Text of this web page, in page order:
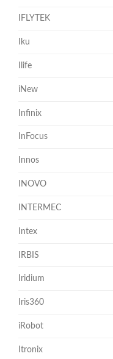
IFLYTEK
Iku
Ilife
iNew
Infinix
InFocus
Innos
INOVO
INTERMEC
Intex
IRBIS
Iridium
Iris360
iRobot
Itronix